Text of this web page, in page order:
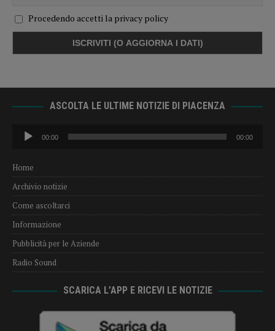
Procedendo accetti la privacy policy
ASCOLTA LE ULTIME NOTIZIE DI PIACENZA
Audio
Player
00:00 00:00
Home
Archivio notizie
Come ascoltarci
Informazione
Pubblicità per le Aziende
Radio Sound
SCARICA L’APP E RICEVI LE NOTIZIE